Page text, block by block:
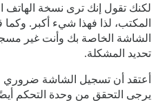
لكنك تقول إنك ترى نسخة
المكتب، لذا فهذا شيء أكبر.
الشاشة الخاصة بك وأنت غير
تحديد المشكلة.
أعتقد أن تسجيل الشاشة ضروري
يرجى التحقق من وحدة التحكم